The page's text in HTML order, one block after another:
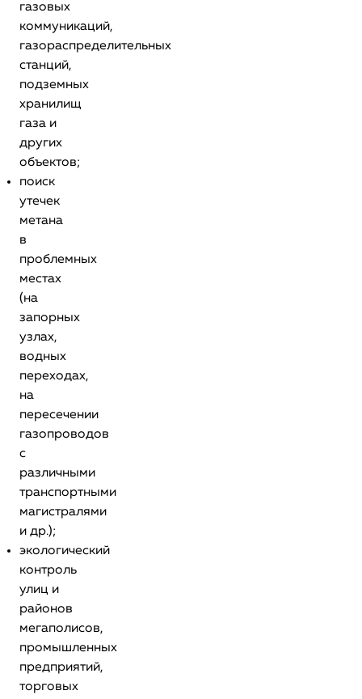
газовых
коммуникаций,
газораспределительных
станций,
подземных
хранилищ
газа и
других
объектов;
поиск
утечек
метана
в
проблемных
местах
(на
запорных
узлах,
водных
переходах,
на
пересечении
газопроводов
с
различными
транспортными
магистралями
и др.);
экологический
контроль
улиц и
районов
мегаполисов,
промышленных
предприятий,
торговых